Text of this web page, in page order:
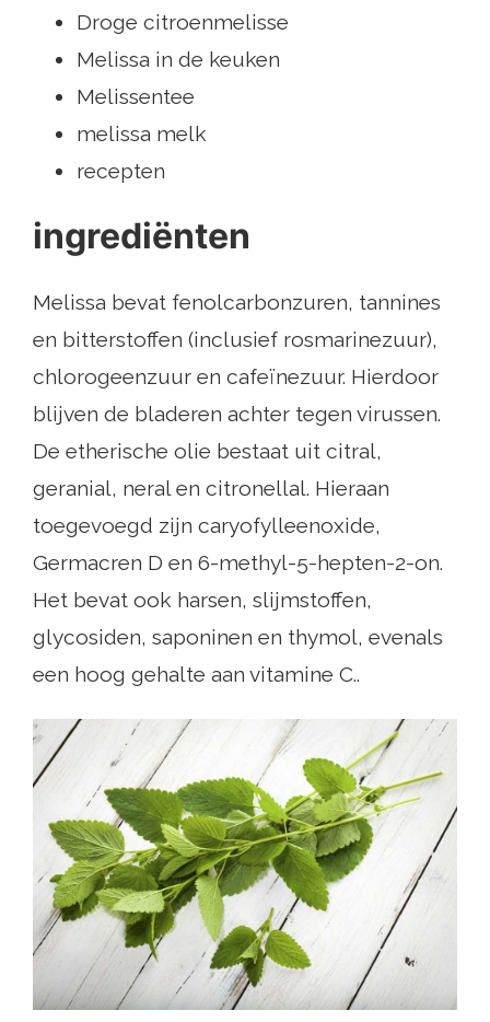
Droge citroenmelisse
Melissa in de keuken
Melissentee
melissa melk
recepten
ingrediënten
Melissa bevat fenolcarbonzuren, tannines
en bitterstoffen (inclusief rosmarinezuur),
chlorogeenzuur en cafeïnezuur. Hierdoor
blijven de bladeren achter tegen virussen.
De etherische olie bestaat uit citral,
geranial, neral en citronellal. Hieraan
toegevoegd zijn caryofylleenoxide,
Germacren D en 6-methyl-5-hepten-2-on.
Het bevat ook harsen, slijmstoffen,
glycosiden, saponinen en thymol, evenals
een hoog gehalte aan vitamine C..